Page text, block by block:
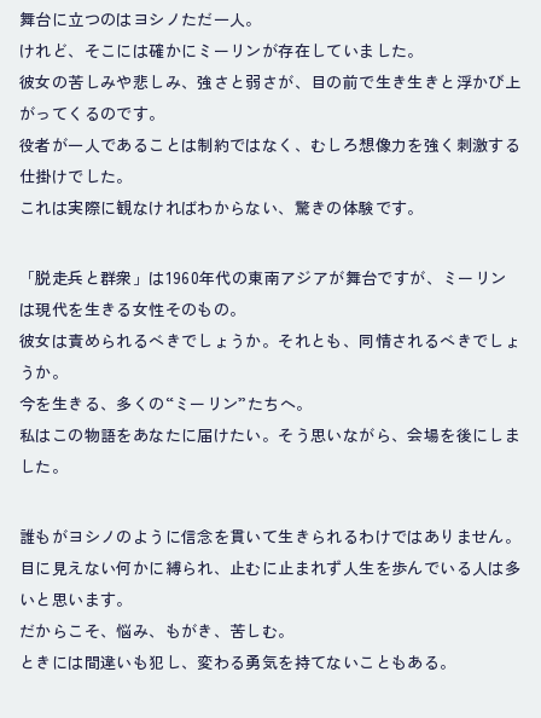
舞台に立つのはヨシノただ一人。
けれど、そこには確かにミーリンが存在していました。
彼女の苦しみや悲しみ、強さと弱さが、目の前で生き生きと浮かび上
がってくるのです。
役者が一人であることは制約ではなく、むしろ想像力を強く刺激する
仕掛けでした。
これは実際に観なければわからない、驚きの体験です。
「脱走兵と群衆」は1960年代の東南アジアが舞台ですが、ミーリン
は現代を生きる女性そのもの。
彼女は責められるべきでしょうか。それとも、同情されるべきでしょ
うか。
今を生きる、多くの“ミーリン”たちへ。
私はこの物語をあなたに届けたい。そう思いながら、会場を後にしま
した。
誰もがヨシノのように信念を貫いて生きられるわけではありません。
目に見えない何かに縛られ、止むに止まれず人生を歩んでいる人は多
いと思います。
だからこそ、悩み、もがき、苦しむ。
ときには間違いも犯し、変わる勇気を持てないこともある。